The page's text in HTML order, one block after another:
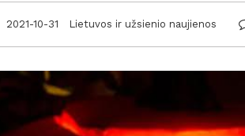
2021-10-31 Lietuvos ir užsienio naujienos